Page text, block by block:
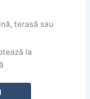
terasă sau
la